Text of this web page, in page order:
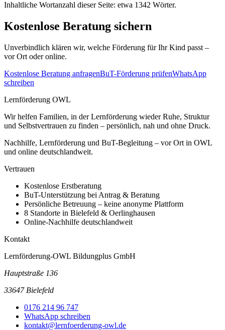
Inhaltliche Wortanzahl dieser Seite: etwa 1342 Wörter.
Kostenlose Beratung sichern
Unverbindlich klären wir, welche Förderung für Ihr Kind passt –
vor Ort oder online.
Kostenlose Beratung anfragenBuT-Förderung prüfenWhatsApp
schreiben
Lernförderung OWL
Wir helfen Familien, in der Lernförderung wieder Ruhe, Struktur
und Selbstvertrauen zu finden – persönlich, nah und ohne Druck.
Nachhilfe, Lernförderung und BuT-Begleitung – vor Ort in OWL
und online deutschlandweit.
Vertrauen
Kostenlose Erstberatung
BuT-Unterstützung bei Antrag & Beratung
Persönliche Betreuung – keine anonyme Plattform
8 Standorte in Bielefeld & Oerlinghausen
Online-Nachhilfe deutschlandweit
Kontakt
Lernförderung-OWL Bildungplus GmbH
Hauptstraße 136
33647 Bielefeld
0176 214 96 747
WhatsApp schreiben
kontakt@lernfoerderung-owl.de